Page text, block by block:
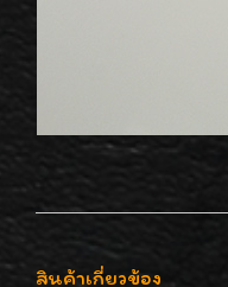
สินค้าเกี่ยวข้อง